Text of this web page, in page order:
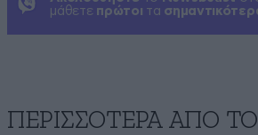
μάθετε πρώτοι τα
ΠΕΡΙΣΣΟΤΕΡΑ ΑΠΟ